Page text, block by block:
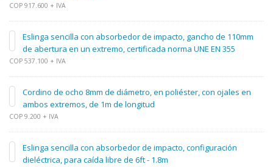
COP 917.600 + IVA
Eslinga sencilla con absorbedor de impacto, gancho de 110mm
de abertura en un extremo, certificada norma UNE EN 355
COP 537.100 + IVA
Cordino de ocho 8mm de diámetro, en poliéster, con ojales en
ambos extremos, de 1m de longitud
COP 9.200 + IVA
Eslinga sencilla con absorbedor de impacto, configuración
dieléctrica, para caída libre de 6ft - 1.8m